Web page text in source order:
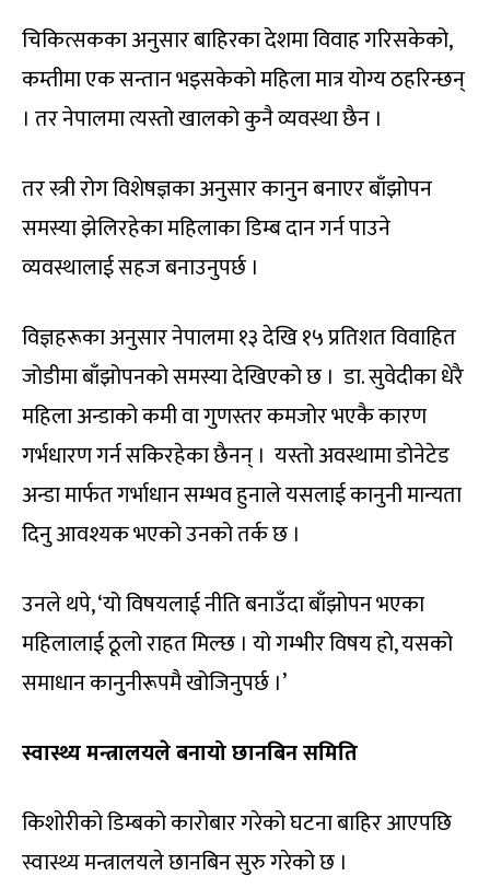
चिकित्सकका अनुसार बाहिरका देशमा विवाह गरिसकेको,
कम्तीमा एक सन्तान भइसकेको महिला मात्र योग्य ठहरिन्छन्
। तर नेपालमा त्यस्तो खालको कुनै व्यवस्था छैन ।
तर स्त्री रोग विशेषज्ञका अनुसार कानुन बनाएर बाँझोपन
समस्या झेलिरहेका महिलाका डिम्ब दान गर्न पाउने
व्यवस्थालाई सहज बनाउनुपर्छ ।
विज्ञहरूका अनुसार नेपालमा १३ देखि १५ प्रतिशत विवाहित
जोडीमा बाँझोपनको समस्या देखिएको छ । डा. सुवेदीका धेरै
महिला अन्डाको कमी वा गुणस्तर कमजोर भएकै कारण
गर्भधारण गर्न सकिरहेका छैनन् । यस्तो अवस्थामा डोनेटेड
अन्डा मार्फत गर्भाधान सम्भव हुनाले यसलाई कानुनी मान्यता
दिनु आवश्यक भएको उनको तर्क छ ।
उनले थपे, ‘यो विषयलाई नीति बनाउँदा बाँझोपन भएका
महिलालाई ठूलो राहत मिल्छ । यो गम्भीर विषय हो, यसको
समाधान कानुनीरूपमै खोजिनुपर्छ ।’
स्वास्थ्य मन्त्रालयले बनायो छानबिन समिति
किशोरीको डिम्बको कारोबार गरेको घटना बाहिर आएपछि
स्वास्थ्य मन्त्रालयले छानबिन सुरु गरेको छ ।